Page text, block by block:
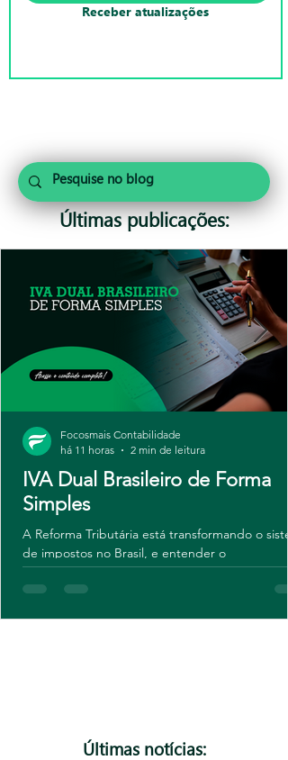
Receber atualizações
Últimas publicações:
IVA Dual Brasileiro de Forma
Simples
A Reforma Tributária está transformando o
de impostos no Brasil, e entender o
funcionamento do IVA Dual é essencial para
empresas que desejam se manter em
Focosmais Contabilidade
há 11 horas
2 min de leitura
Últimas notícias: